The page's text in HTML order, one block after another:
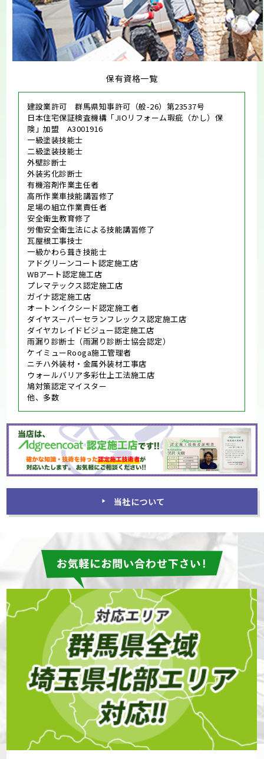
保有資格一覧
建設業許可 群馬県知事許可（般-26）第23537号
日本住宅保証検査機構「JIOリフォーム瑕疵（かし）保
険」加盟 A3001916
一級塗装技能士
二級塗装技能士
外壁診断士
外装劣化診断士
有機溶剤作業主任者
高所作業車技能講習修了
足場の組立作業責任者
安全衛生教育修了
労働安全衛生法による技能講習修了
瓦屋根工事技士
一級かわら葺き技能士
アドグリーンコート認定施工店
WBアート認定施工店
プレマテックス認定施工店
ガイナ認定施工店
オートンイクシード認定施工者
ダイヤスーパーセランフレックス認定施工店
ダイヤカレイドビジュー認定施工店
雨漏り診断士（雨漏り診断士協会認定）
ケイミューRooga施工管理者
ニチハ外装材・金属外装材工事店
ウォールバリア多彩仕上工法施工店
鳩対策認定マイスター
他、多数
当社について